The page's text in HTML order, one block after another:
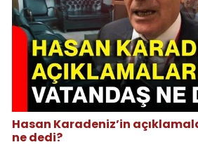
Hasan Karadeniz’in
ne dedi?